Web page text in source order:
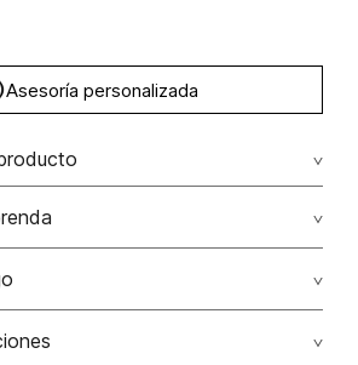
Asesoría personalizada
en espalda lino 100% 100.00%
en húmedo (w) planchar con vapor
Dinners, Master Card y American